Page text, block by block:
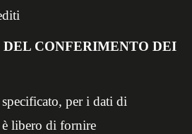
DEL CONFERIMENTO DEI
per i dati di
è libero di fornire